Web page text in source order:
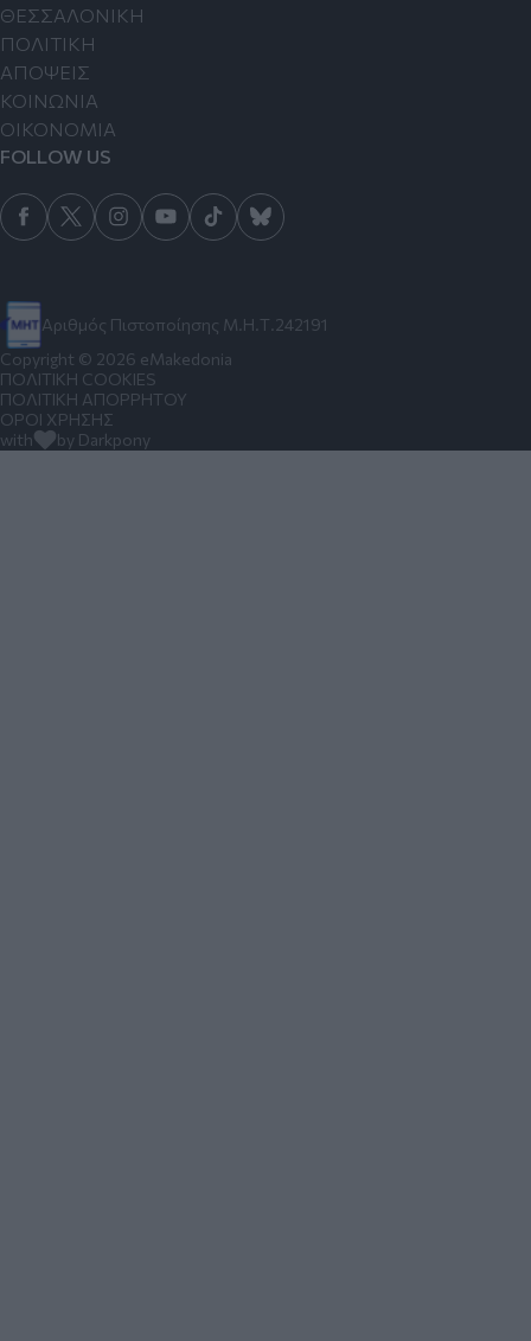
Αριθμός Πιστοποίησης Μ.Η.Τ.242191
ΘΕΣΣΑΛΟΝΙΚΗ
ΠΟΛΙΤΙΚΗ
ΑΠΟΨΕΙΣ
ΚΟΙΝΩΝΙΑ
ΟΙΚΟΝΟΜΙΑ
FOLLOW US
Copyright © 2026 eMakedonia
ΠΟΛΙΤΙΚΗ COOKIES
ΠΟΛΙΤΙΚΗ ΑΠΟΡΡΗΤΟΥ
ΟΡΟΙ ΧΡΗΣΗΣ
with
by Darkpony